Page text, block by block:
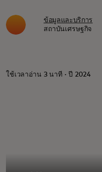
ข้อมูลและบริการ
สถาบันเศรษฐกิจ
ใช้เวลาอ่าน 3 นาที · ปี 2024